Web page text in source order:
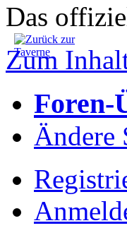
Das
Zum
Foren-
Ändere